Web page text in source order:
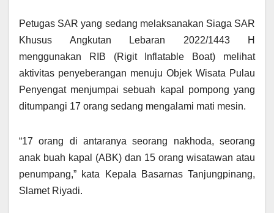
Petugas SAR yang sedang melaksanakan Siaga SAR
Khusus Angkutan Lebaran 2022/1443 H
menggunakan RIB (Rigit Inflatable Boat) melihat
aktivitas penyeberangan menuju Objek Wisata Pulau
Penyengat menjumpai sebuah kapal pompong yang
ditumpangi 17 orang sedang mengalami mati mesin.
“17 orang di antaranya seorang nakhoda, seorang
anak buah kapal (ABK) dan 15 orang wisatawan atau
penumpang,” kata Kepala Basarnas Tanjungpinang,
Slamet Riyadi.